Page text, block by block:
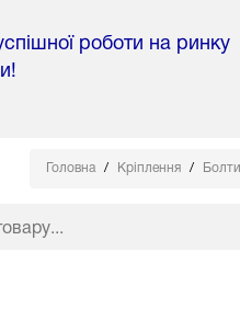
роботи на ринку
Головна Кріплення Болти